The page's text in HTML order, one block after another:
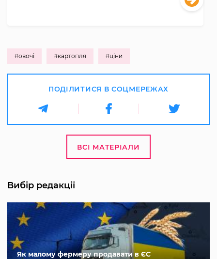
#овочі #картопля #ціни
ПОДІЛИТИСЯ В СОЦМЕРЕЖАХ
ВСІ МАТЕРІАЛИ
Вибір редакції
Як малому фермеру продавати в ЄС